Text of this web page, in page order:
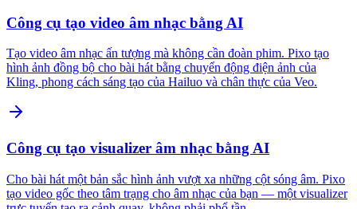
Công cụ tạo video âm nhạc bằng AI
Tạo video âm nhạc ấn tượng mà không cần đoàn phim. Pixo tạo
hình ảnh đồng bộ cho bài hát bằng chuyển động điện ảnh của
Kling, phong cách sáng tạo của Hailuo và chân thực của Veo.
Công cụ tạo visualizer âm nhạc bằng AI
Cho bài hát một bản sắc hình ảnh vượt xa những cột sóng âm. Pixo
tạo video gốc theo tâm trạng cho âm nhạc của bạn — một visualizer